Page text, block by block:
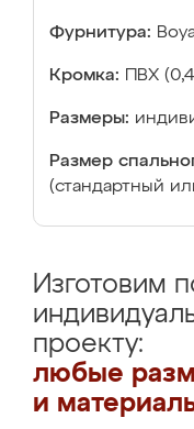
Фурнитура:
Кромка: ПВХ
Размеры:
Размер
(стандартный
Изготовим
проекту:
любые
и